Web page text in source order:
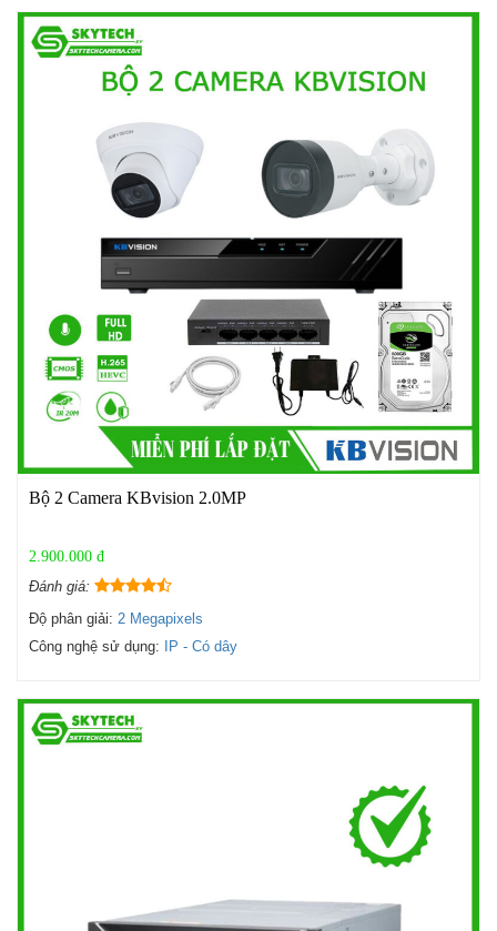
Bộ 2 Camera KBvision 2.0MP
2.900.000 đ
Đánh giá:
Độ phân giải: 2 Megapixels
Công nghệ sử dụng: IP - Có dây